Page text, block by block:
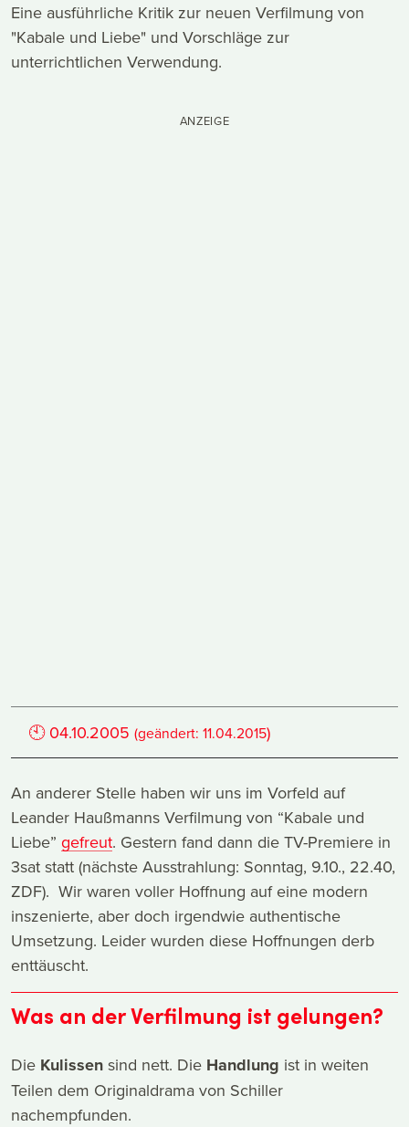
Eine ausführliche Kritik zur neuen Verfilmung von
"Kabale und Liebe" und Vorschläge zur
unterrichtlichen Verwendung.
ANZEIGE
🕙 04.10.2005 (geändert:11.04.2015)
An anderer Stelle haben wir uns im Vorfeld auf
Leander Haußmanns Verfilmung von “Kabale und
Liebe” gefreut. Gestern fand dann die TV-Premiere in
3sat statt (nächste Ausstrahlung: Sonntag, 9.10., 22.40,
ZDF). Wir waren voller Hoffnung auf eine modern
inszenierte, aber doch irgendwie authentische
Umsetzung. Leider wurden diese Hoffnungen derb
enttäuscht.
Was an der Verfilmung ist gelungen?
Die Kulissen sind nett. Die Handlung ist in weiten
Teilen dem Originaldrama von Schiller
nachempfunden.